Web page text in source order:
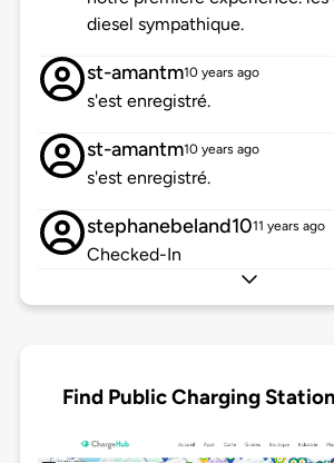
diesel sympathique.
st-amantm10 years ago
s'est enregistré.
st-amantm10 years ago
s'est enregistré.
stephanebeland1011 years ago
Checked-In
Find Public Charging